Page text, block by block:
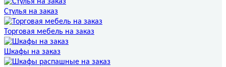
Стулья на заказ
Торговая мебель на заказ
Шкафы на заказ